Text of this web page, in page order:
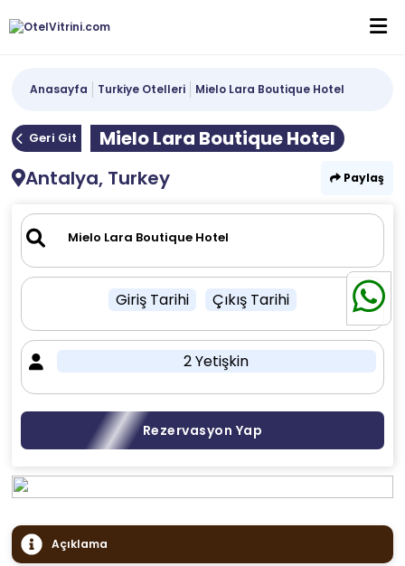
Anasayfa Turkiye Otelleri Mielo Lara Boutique Hotel
Geri Git
Mielo Lara Boutique Hotel
Antalya, Turkey
Paylaş
Giriş Tarihi Çıkış Tarihi
2 Yetişkin
Rezervasyon Yap
Açıklama